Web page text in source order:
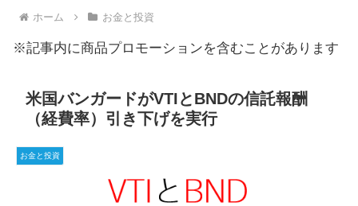
ホーム お金と投資
※記事内に商品プロモーションを含むことがあります
米国バンガードがVTIとBNDの信託報酬
（経費率）引き下げを実行
お金と投資